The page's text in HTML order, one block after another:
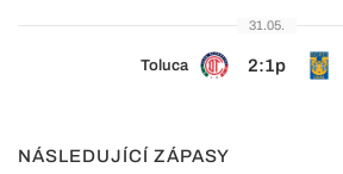
31.05.
Toluca 2:1p
NÁSLEDUJÍCÍ ZÁPASY